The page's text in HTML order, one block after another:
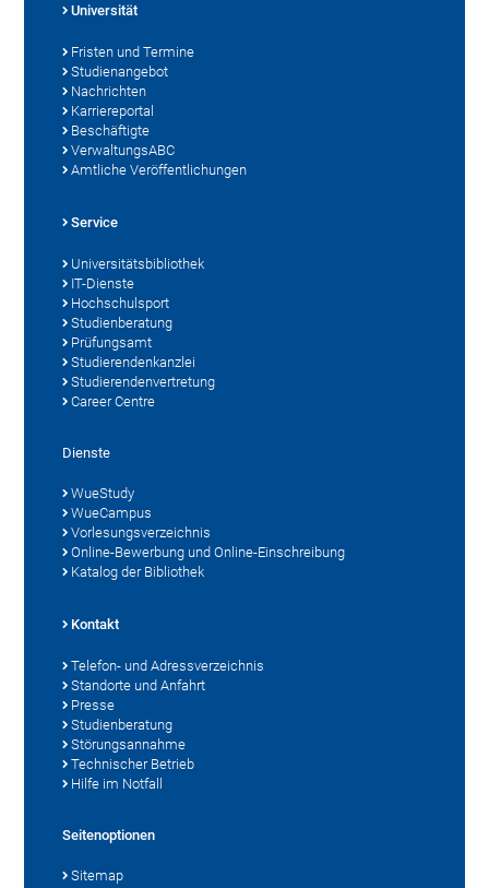
Universität
Fristen und Termine
Studienangebot
Nachrichten
Karriereportal
Beschäftigte
VerwaltungsABC
Amtliche Veröffentlichungen
Service
Universitätsbibliothek
IT-Dienste
Hochschulsport
Studienberatung
Prüfungsamt
Studierendenkanzlei
Studierendenvertretung
Career Centre
Dienste
WueStudy
WueCampus
Vorlesungsverzeichnis
Online-Bewerbung und Online-Einschreibung
Katalog der Bibliothek
Kontakt
Telefon- und Adressverzeichnis
Standorte und Anfahrt
Presse
Studienberatung
Störungsannahme
Technischer Betrieb
Hilfe im Notfall
Seitenoptionen
Sitemap